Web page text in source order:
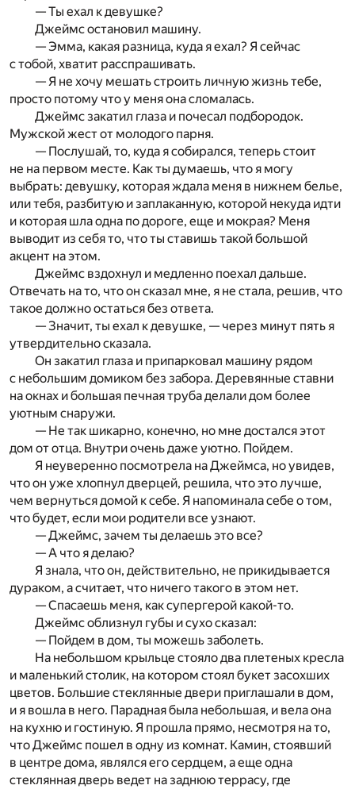
— Ты ехал к девушке?
Джеймс остановил машину.
— Эмма, какая разница, куда я ехал? Я сейчас
с тобой, хватит расспрашивать.
— Я не хочу мешать строить личную жизнь тебе,
просто потому что у меня она сломалась.
Джеймс закатил глаза и почесал подбородок.
Мужской жест от молодого парня.
— Послушай, то, куда я собирался, теперь стоит
не на первом месте. Как ты думаешь, что я могу
выбрать: девушку, которая ждала меня в нижнем белье,
или тебя, разбитую и заплаканную, которой некуда идти
и которая шла одна по дороге, еще и мокрая? Меня
выводит из себя то, что ты ставишь такой большой
акцент на этом.
Джеймс вздохнул и медленно поехал дальше.
Отвечать на то, что он сказал мне, я не стала, решив, что
такое должно остаться без ответа.
— Значит, ты ехал к девушке, — через минут пять я
утвердительно сказала.
Он закатил глаза и припарковал машину рядом
с небольшим домиком без забора. Деревянные ставни
на окнах и большая печная труба делали дом более
уютным снаружи.
— Не так шикарно, конечно, но мне достался этот
дом от отца. Внутри очень даже уютно. Пойдем.
Я неуверенно посмотрела на Джеймса, но увидев,
что он уже хлопнул дверцей, решила, что это лучше,
чем вернуться домой к себе. Я напоминала себе о том,
что будет, если мои родители все узнают.
— Джеймс, зачем ты делаешь это все?
— А что я делаю?
Я знала, что он, действительно, не прикидывается
дураком, а считает, что ничего такого в этом нет.
— Спасаешь меня, как супергерой какой-то.
Джеймс облизнул губы и сухо сказал:
— Пойдем в дом, ты можешь заболеть.
На небольшом крыльце стояло два плетеных кресла
и маленький столик, на котором стоял букет засохших
цветов. Большие стеклянные двери приглашали в дом,
и я вошла в него. Парадная была небольшая, и вела она
на кухню и гостиную. Я прошла прямо, несмотря на то,
что Джеймс пошел в одну из комнат. Камин, стоявший
в центре дома, являлся его сердцем, а еще одна
стеклянная дверь ведет на заднюю террасу, где